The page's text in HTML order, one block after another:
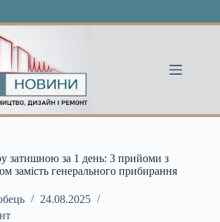
затишною за 1 день: 3 прийоми з
замість генерального прибирання
24.08.2025